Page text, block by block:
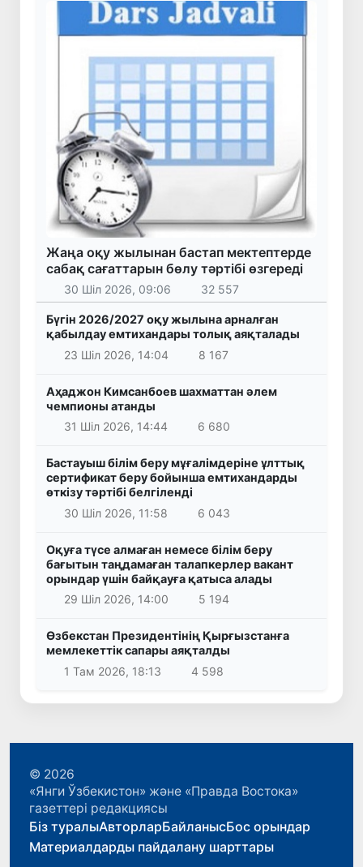
Жаңа оқу жылынан бастап мектептерде
сабақ сағаттарын бөлу тәртібі өзгереді
30 Шіл 2026, 09:06 32 557
Бүгін 2026/2027 оқу жылына арналған
қабылдау емтихандары толық аяқталады
23 Шіл 2026, 14:04
8 167
Аҳаджон Кимсанбоев шахматтан әлем
чемпионы атанды
31 Шіл 2026, 14:44
6 680
Бастауыш білім беру мұғалімдеріне ұлттық
сертификат беру бойынша емтихандарды
өткізу тәртібі белгіленді
30 Шіл 2026, 11:58
6 043
Оқуға түсе алмаған немесе білім беру
бағытын таңдамаған талапкерлер вакант
орындар үшін байқауға қатыса алады
29 Шіл 2026, 14:00
5 194
Өзбекстан Президентінің Қырғызстанға
мемлекеттік сапары аяқталды
1 Там 2026, 18:13
4 598
© 2026
«Янги Ўзбекистон» және «Правда Востока»
газеттері редакциясы
Біз туралыАвторларБайланысБос орындар
Материалдарды пайдалану шарттары